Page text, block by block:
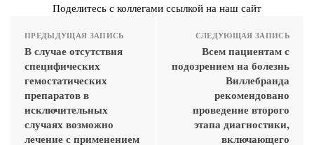
Поделитесь с коллегами ссылкой на наш сайт
ПРЕДЫДУЩАЯ ЗАПИСЬ
В случае отсутствия
специфических
гемостатических
препаратов в
исключительных
случаях возможно
лечение с применением
СЛЕДУЮЩАЯ ЗАПИСЬ
Всем пациентам с
подозрением на болезнь
Виллебранда
рекомендовано
проведение второго
этапа диагностики,
включающего